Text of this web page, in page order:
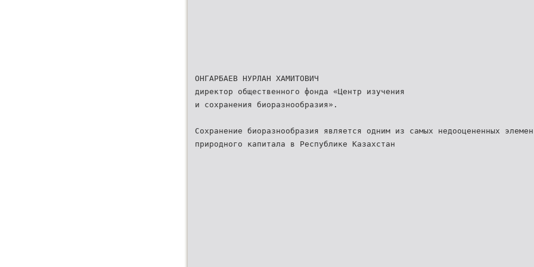
ОНГАРБАЕВ НУРЛАН ХАМИТОВИЧ
директор общественного фонда «Центр изучения
и сохранения биоразнообразия».
Сохранение биоразнообразия является одним из самых недооцененных
природного капитала в Республике Казахстан